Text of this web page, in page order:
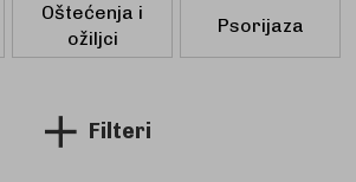
Oštećenja i
ožiljci
Psorijaza
Filteri